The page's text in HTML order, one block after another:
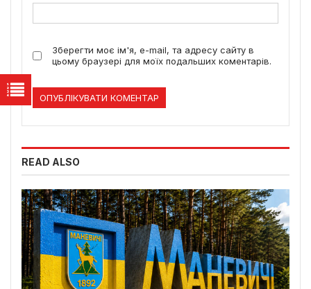
Зберегти моє ім'я, e-mail, та адресу сайту в
цьому браузері для моїх подальших коментарів.
READ ALSO